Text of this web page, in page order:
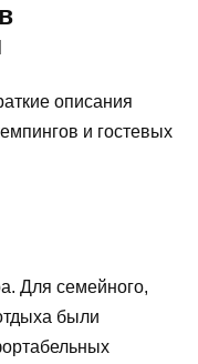
описания
и гостевых
Для семейного,
были